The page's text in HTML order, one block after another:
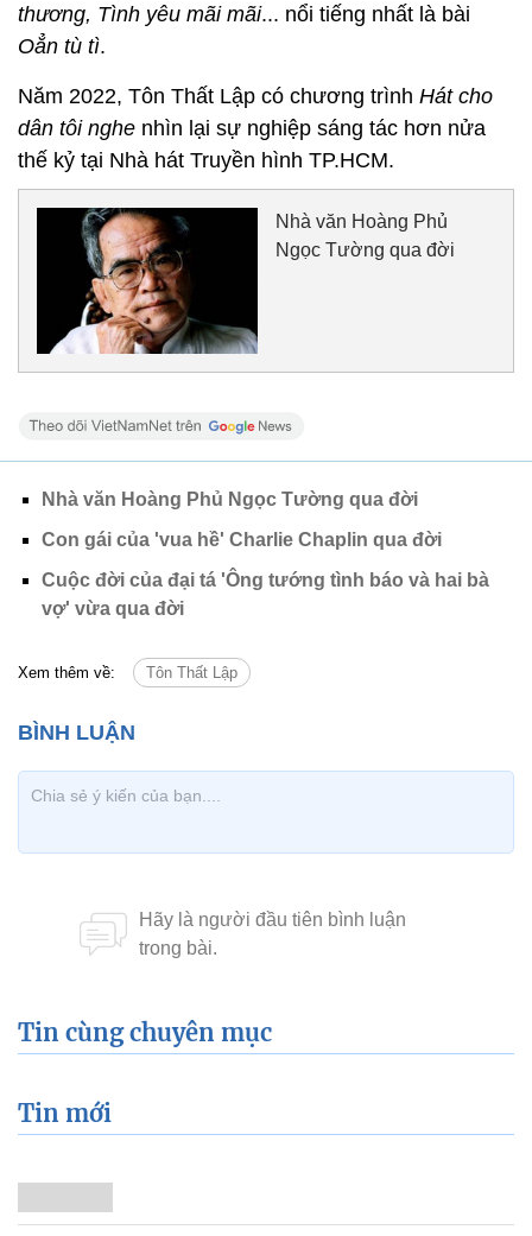
thương, Tình yêu mãi mãi... nổi tiếng nhất là bài
Oẳn tù tì.
Năm 2022, Tôn Thất Lập có chương trình Hát cho
dân tôi nghe nhìn lại sự nghiệp sáng tác hơn nửa
thế kỷ tại Nhà hát Truyền hình TP.HCM.
Nhà văn Hoàng Phủ
Ngọc Tường qua đời
Nhà văn Hoàng Phủ Ngọc Tường qua đời
Con gái của 'vua hề' Charlie Chaplin qua đời
Cuộc đời của đại tá 'Ông tướng tình báo và hai bà
vợ' vừa qua đời
Xem thêm về: Tôn Thất Lập
Tin cùng chuyên mục
Tin mới